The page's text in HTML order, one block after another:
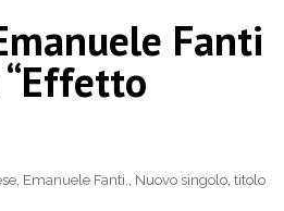
Fanti
Emanuele Fanti. Nuovo singolo titolo